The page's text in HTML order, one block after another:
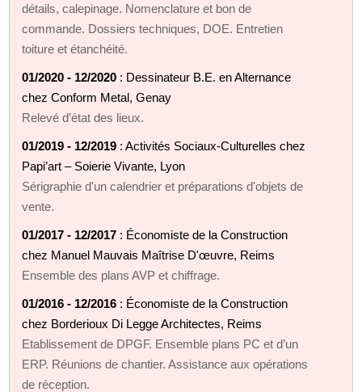
détails, calepinage. Nomenclature et bon de
commande. Dossiers techniques, DOE. Entretien
toiture et étanchéité.
01/2020 - 12/2020 : Dessinateur B.E. en Alternance
chez Conform Metal, Genay
Relevé d’état des lieux.
01/2019 - 12/2019 : Activités Sociaux-Culturelles chez
Papi’art – Soierie Vivante, Lyon
Sérigraphie d'un calendrier et préparations d'objets de
vente.
01/2017 - 12/2017 : Économiste de la Construction
chez Manuel Mauvais Maîtrise D'œuvre, Reims
Ensemble des plans AVP et chiffrage.
01/2016 - 12/2016 : Économiste de la Construction
chez Borderioux Di Legge Architectes, Reims
Etablissement de DPGF. Ensemble plans PC et d’un
ERP. Réunions de chantier. Assistance aux opérations
de réception.